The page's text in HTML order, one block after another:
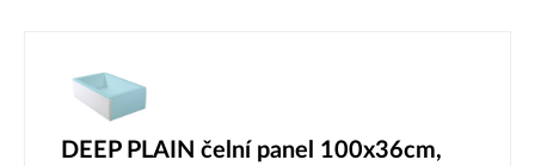
DEEP PLAIN čelní panel 100x36cm,